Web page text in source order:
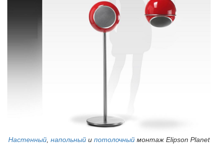
Настенный напольный и потолочный монтаж Elipson Planet